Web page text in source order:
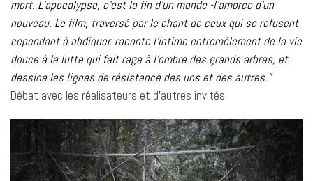
mort. L’apocalypse, c’est la fin d’un monde -l’amorce d’un
nouveau. Le film, traversé par le chant de ceux qui se refusent
cependant à abdiquer, raconte l’intime entremêlement de la vie
douce à la lutte qui fait rage à l’ombre des grands arbres, et
dessine les lignes de résistance des uns et des autres.”
Débat avec les réalisateurs et d’autres invités.